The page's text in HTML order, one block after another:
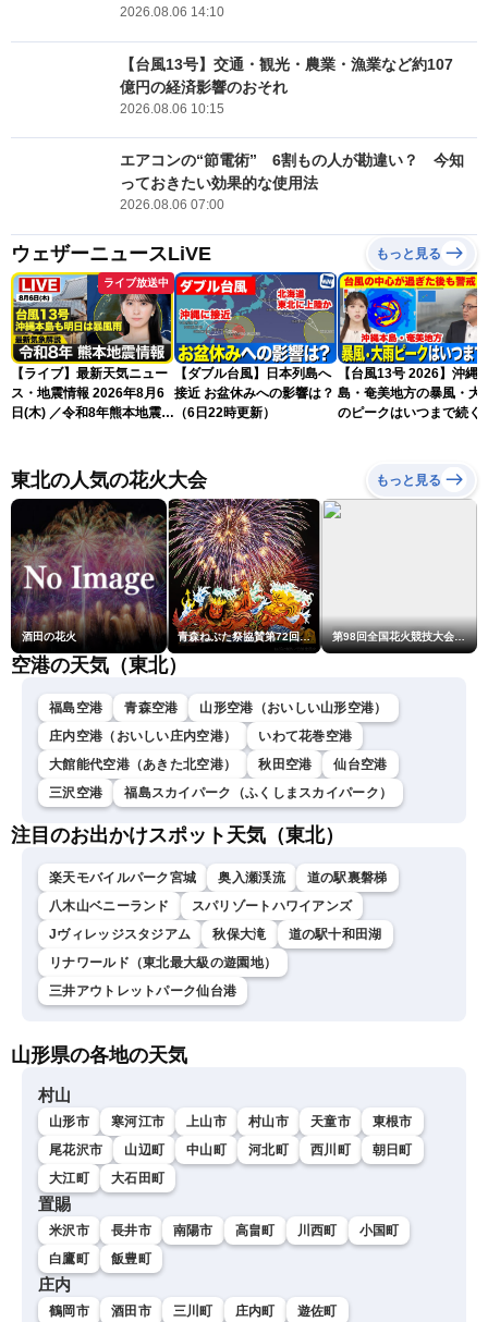
2026.08.06 14:10
【台風13号】交通・観光・農業・漁業など約107
億円の経済影響のおそれ
2026.08.06 10:15
エアコンの“節電術” 6割もの人が勘違い？ 今知
っておきたい効果的な使用法
2026.08.06 07:00
ウェザーニュースLiVE もっと見る
ライブ放送中
【ライブ】最新天気ニュー
ス・地震情報 2026年8月6
日(木) ／令和8年熊本地震情
LiVEムーン・駒木結衣／本
田竜也〉
【ダブル台風】日本列島へ
接近 お盆休みへの影響は？
（6日22時更新）
【台風13号 2026】沖縄
島・奄美地方の暴風・大
のピークはいつまで続く
東北の人気の花火大会 もっと見る
酒田の花火 青森ねぶた祭協賛第72回青森花火大会 第98回全国花火競技大会「大曲の花火」
空港の天気（東北）
福島空港 青森空港
山形空港（おいしい山形空港）
庄内空港（おいしい庄内空港）
いわて花巻空港
大館能代空港（あきた北空港）
秋田空港
仙台空港
三沢空港
福島スカイパーク（ふくしまスカイパーク）
注目のお出かけスポット天気（東北）
楽天モバイルパーク宮城 奥入瀬渓流
道の駅裏磐梯
八木山ベニーランド
スパリゾートハワイアンズ
Jヴィレッジスタジアム
秋保大滝
道の駅十和田湖
リナワールド（東北最大級の遊園地）
三井アウトレットパーク仙台港
山形県の各地の天気
村山
山形市 寒河江市 上山市 村山市 天童市
東根市
尾花沢市
山辺町 中山町 河北町 西川町
朝日町
大江町
大石田町
置賜
米沢市 長井市 南陽市 高畠町 川西町
小国町
白鷹町
飯豊町
庄内
鶴岡市 酒田市 三川町 庄内町 遊佐町